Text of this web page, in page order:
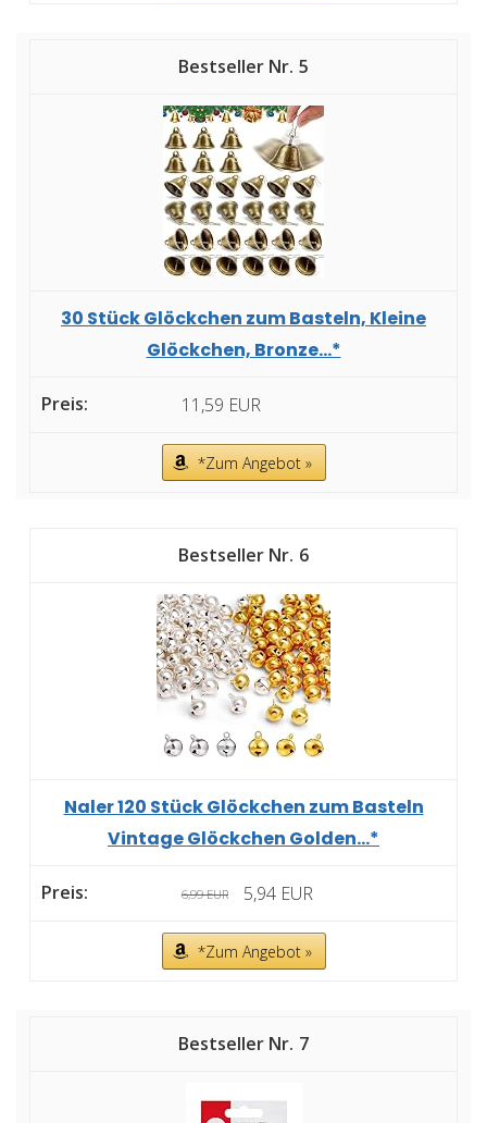
5
30 Stück Glöckchen zum Basteln, Kleine
Glöckchen, Bronze...*
11,59 EUR
*Zum Angebot »
6
Naler 120 Stück Glöckchen zum Basteln
Vintage Glöckchen Golden...*
6,99 EUR 5,94 EUR
*Zum Angebot »
7